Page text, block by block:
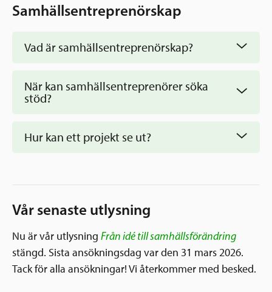
Samhällsentreprenörskap
Vad är samhällsentreprenörskap?
När kan samhällsentreprenörer söka
stöd?
Hur kan ett projekt se ut?
Vår senaste utlysning
Nu är vår utlysning Från idé till samhällsförändring
stängd. Sista ansökningsdag var den 31 mars 2026.
Tack för alla ansökningar! Vi återkommer med besked.